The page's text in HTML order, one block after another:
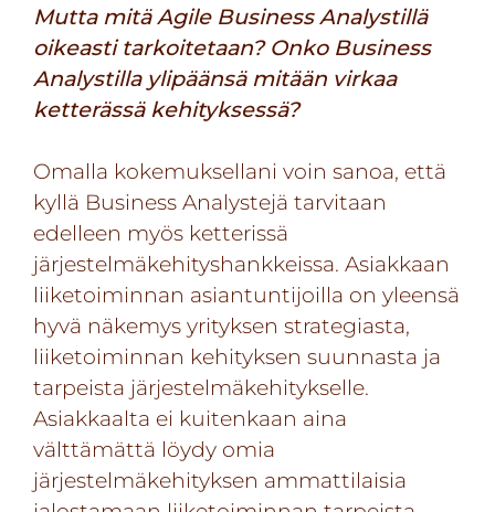
Mutta mitä Agile Business Analystillä
oikeasti tarkoitetaan? Onko Business
Analystilla ylipäänsä mitään virkaa
ketterässä kehityksessä?
Omalla kokemuksellani voin sanoa, että
kyllä Business Analystejä tarvitaan
edelleen myös ketterissä
järjestelmäkehityshankkeissa. Asiakkaan
liiketoiminnan asiantuntijoilla on yleensä
hyvä näkemys yrityksen strategiasta,
liiketoiminnan kehityksen suunnasta ja
tarpeista järjestelmäkehitykselle.
Asiakkaalta ei kuitenkaan aina
välttämättä löydy omia
järjestelmäkehityksen ammattilaisia